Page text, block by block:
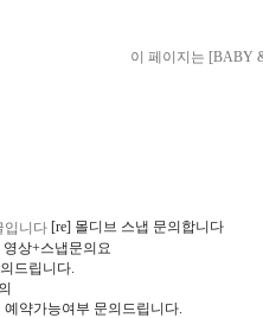
이 페이지는 [BABY
[re] 몰디브 스냅 문의합니다
영상+스냅문의요
드립니다.
예약가능여부 문의드립니다.